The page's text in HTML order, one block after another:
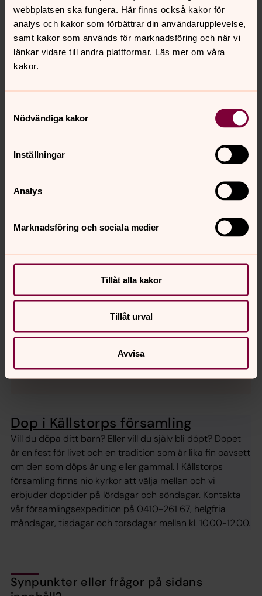
webbplatsen ska fungera. Här finns också kakor för
analys och kakor som förbättrar din användarupplevelse,
samt kakor som används för marknadsföring och när vi
länkar vidare till andra plattformar. Läs mer om våra
kakor.
Nödvändiga kakor
Inställningar
Analys
Marknadsföring och sociala medier
Tillåt alla kakor
Tillåt urval
Avvisa
Fika i Parken - Året runt!
Gemenskap med fika och glädje. Öppet varje torsdag
för dig som vill samtala och byta erfarenheter med
andra människor.
Bibelstudiegrupp
det egentligen om?
Paradiset - Öppen
Är du föräldraledig? Ledig dag? Passar barnbarn?
Spelkyrka
Gillar du spel? Fika? Träffa kompisar?
För att se innehållet behöver du acceptera kakor
Se videon på Vimeo i stället.
Dop i Källstorps församling
Vill du döpa ditt barn? Eller vill du själv bli döpt? Dopet
är en fest för livet och en tradition som är lika fin oavsett
om den som döps är ung eller gammal. I Källstorps
församling finns nio kyrkor att välja mellan och vi
erbjuder doptider på lördagar och söndagar. Kontakta
vår församlingsexpedition på 0410-261 67, helgfria
måndagar, tisdagar och torsdagar mellan kl. 10.00-12.00.
Synpunkter eller frågor på sidans